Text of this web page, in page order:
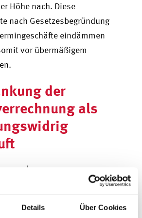
Details Über Cookies
Höhe nach. Diese
nach Gesetzesbegründung
eindämmen
vor übermäßigem
der
als
wurden von
Gerichten und Anlegern
Sie führtenin der Praxis zu
Besteuerung: